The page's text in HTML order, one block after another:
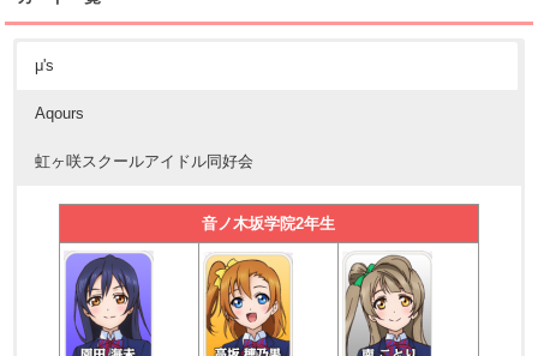
μ's
Aqours
虹ヶ咲スクールアイドル同好会
音ノ木坂学院2年生